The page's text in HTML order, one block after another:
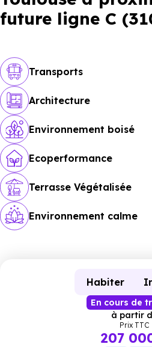
future ligne C
Transports
Architecture
Environnement boisé
Ecoperformance
Terrasse Végétalisée
Environnement calme
Habiter
En cours de
à partir
Prix TTC
207